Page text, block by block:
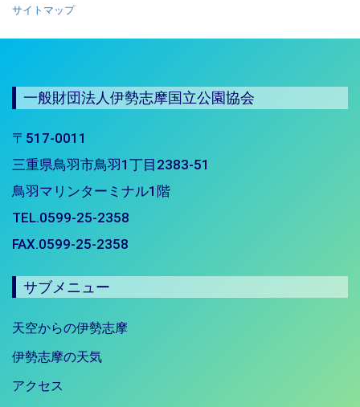
サイトマップ
一般財団法人伊勢志摩国立公園協会
〒517-0011
三重県鳥羽市鳥羽1丁目2383-51
鳥羽マリンターミナル1階
TEL.0599-25-2358
FAX.0599-25-2358
サブメニュー
天空からの伊勢志摩
伊勢志摩の天気
アクセス